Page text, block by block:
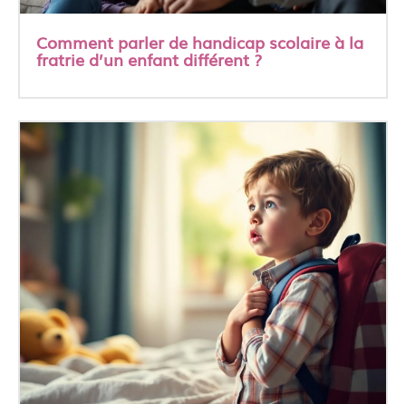
Comment parler de handicap scolaire à la
fratrie d’un enfant différent ?